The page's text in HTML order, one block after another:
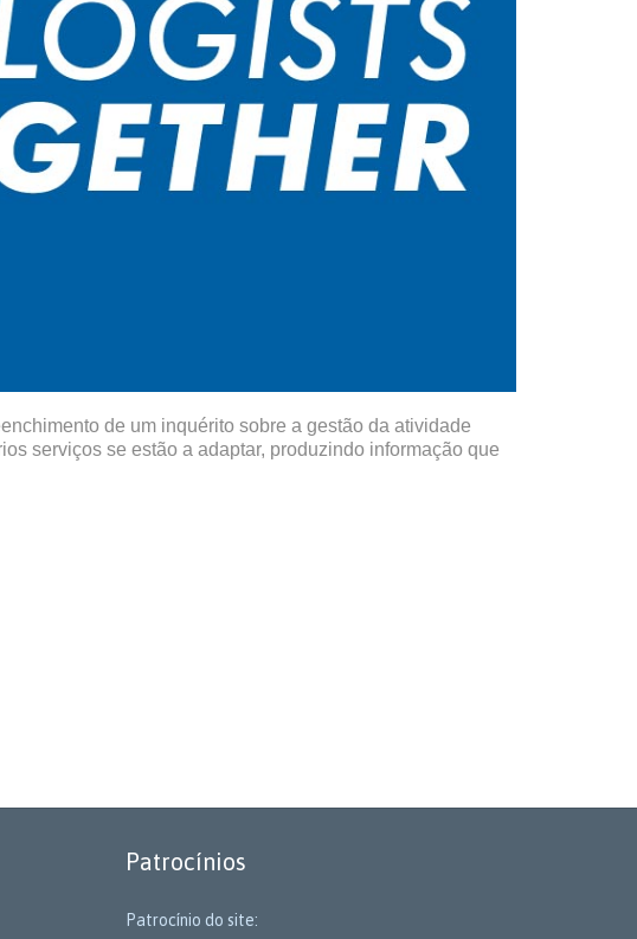
de um inquérito sobre a gestão da atividade
serviços se estão a adaptar, produzindo informação que
Patrocínios
Patrocínio do site: